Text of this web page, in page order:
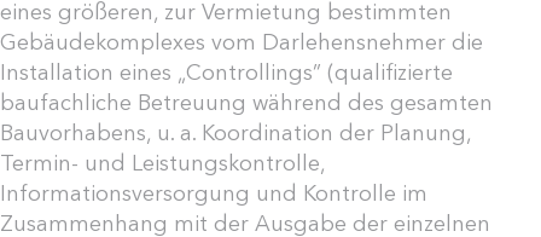
eines größeren, zur Vermietung bestimmten
Gebäudekomplexes vom Darlehensnehmer die
Installation eines „Controllings” (qualifizierte
baufachliche Betreuung während des gesamten
Bauvorhabens, u. a. Koordination der Planung,
Termin- und Leistungskontrolle,
Informationsversorgung und Kontrolle im
Zusammenhang mit der Ausgabe der einzelnen